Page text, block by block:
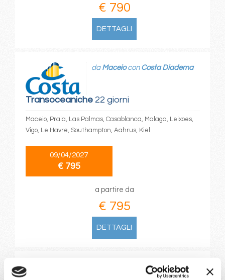
€ 790
DETTAGLI
Transoceaniche22 giorni
da Maceiocon Costa Diadema
Maceio, Praia, Las Palmas, Casablanca, Malaga, Leixoes,
Vigo, Le Havre, Southampton, Aahrus, Kiel
09/04/2027
€ 795
a partire da
€ 795
DETTAGLI
Costa Toscana